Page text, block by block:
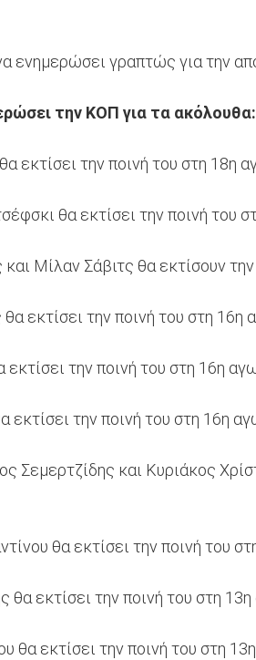
ενημερώσει γραπτώς για την
την ΚΟΠ για τα ακόλουθα:
την ποινή του στη 18η
θα εκτίσει την ποινή του
Μίλαν Σάβιτς θα εκτίσουν
εκτίσει την ποινή του στη
την ποινή του στη 16η
την ποινή του στη 16η
και Κυριάκος
θα εκτίσει την ποινή του
εκτίσει την ποινή του στη
θα εκτίσει την ποινή του στη